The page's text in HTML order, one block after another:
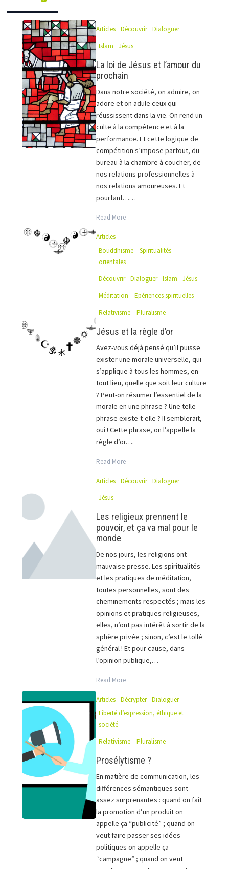
Articles Découvrir Dialoguer
Islam
Jésus
La loi de Jésus et l’amour du
prochain
Dans notre société, on admire, on
adore et on adule ceux qui
réussissent dans la vie. On rend un
culte à la compétence et à la
performance. Et cette logique de
compétition s’impose partout, du
bureau à la chambre à coucher, de
nos relations professionnelles à
nos relations amoureuses. Et
pourtant……
Read More
Articles
Bouddhisme – Spiritualités
orientales
Découvrir Dialoguer Islam
Jésus
Méditation – Epériences spirituelles
Relativisme – Pluralisme
Jésus et la règle d’or
Avez-vous déjà pensé qu’il puisse
exister une morale universelle, qui
s’applique à tous les hommes, en
tout lieu, quelle que soit leur culture
? Peut-on résumer l’essentiel de la
morale en une phrase ? Une telle
phrase existe-t-elle ? Il semblerait,
oui ! Cette phrase, on l’appelle la
règle d’or….
Read More
Articles Découvrir Dialoguer
Jésus
Les religieux prennent le
pouvoir, et ça va mal pour le
monde
De nos jours, les religions ont
mauvaise presse. Les spiritualités
et les pratiques de méditation,
toutes personnelles, sont des
cheminements respectés ; mais les
opinions et pratiques religieuses,
elles, n’ont pas intérêt à sortir de la
sphère privée ; sinon, c’est le tollé
général ! Et pour cause, dans
l’opinion publique,…
Read More
Articles Décrypter Dialoguer
Liberté d’expression, éthique et
société
Relativisme – Pluralisme
Prosélytisme ?
En matière de communication, les
différences sémantiques sont
assez surprenantes : quand on fait
la promotion d’un produit on
appelle ça “publicité” ; quand on
veut faire passer ses idées
politiques on appelle ça
“campagne” ; quand on veut